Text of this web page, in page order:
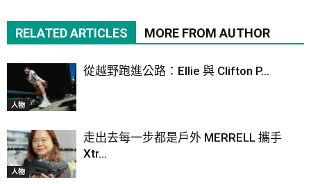
RELATED ARTICLES MORE FROM AUTHOR
人物
從越野跑進公路：Ellie 與 Clifton P...
人物
走出去每一步都是戶外 MERRELL 攜手
Xtr...